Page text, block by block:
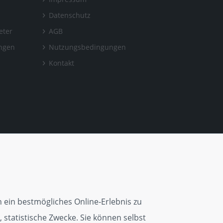
Datenschutz
AGB
Nutzungsbedingungen
Kontakt
bestmögliches Online-Erlebnis zu
Zwecke. Sie können selbst